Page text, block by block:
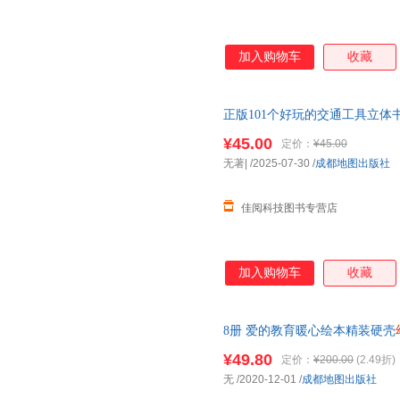
加入购物车 收藏
正版101个好玩的交通工具立体
¥45.00 定价： ¥45.00
佳阅科技图书专营店
无著| /2025-07-30 /成都地图出版社
加入购物车 收藏
8册 爱的教育暖心绘本精装硬壳
¥49.80 定价： ¥200.00 (2.49折)
无 /2020-12-01 /成都地图出版社